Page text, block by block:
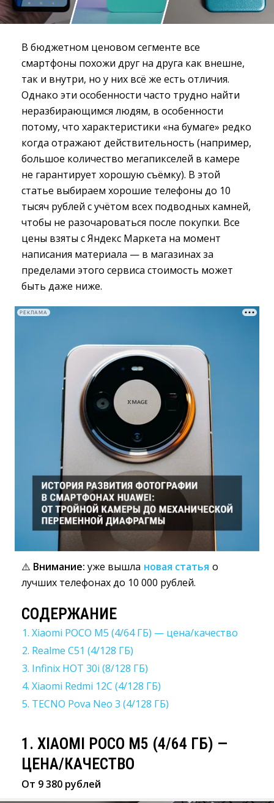
В бюджетном ценовом сегменте все
смартфоны похожи друг на друга как внешне,
так и внутри, но у них всё же есть отличия.
Однако эти особенности часто трудно найти
неразбирающимся людям, в особенности
потому, что характеристики «на бумаге» редко
когда отражают действительность (например,
большое количество мегапикселей в камере
не гарантирует хорошую съёмку). В этой
статье выбираем хорошие телефоны до 10
тысяч рублей с учётом всех подводных камней,
чтобы не разочароваться после покупки. Все
цены взяты с Яндекс Маркета на момент
написания материала — в магазинах за
пределами этого сервиса стоимость может
быть даже ниже.
РЕКЛАМА
⚠️ Внимание: уже вышла новая статья о
лучших телефонах до 10 000 рублей.
СОДЕРЖАНИЕ
1. Xiaomi POCO M5 (4/64 ГБ) — цена/качество
2. Realme C51 (4/128 ГБ)
3. Infinix HOT 30i (8/128 ГБ)
4. Xiaomi Redmi 12C (4/128 ГБ)
5. TECNO Pova Neo 3 (4/128 ГБ)
1. XIAOMI POCO M5 (4/64 ГБ) —
ЦЕНА/КАЧЕСТВО
От 9 380 рублей